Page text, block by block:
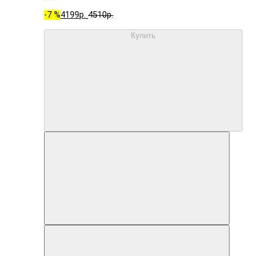
-7 %4199р. 4510р.
Купить